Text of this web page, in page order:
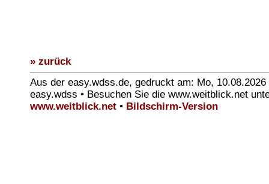
» zurück
Aus der easy.wdss.de, gedruckt am: Mo,
easy.wdss • Besuchen Sie die www.weitblick.net
www.weitblick.net • Bildschirm-Version